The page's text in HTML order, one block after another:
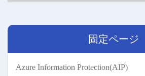
固定ページ
Azure Information Protection(AIP)